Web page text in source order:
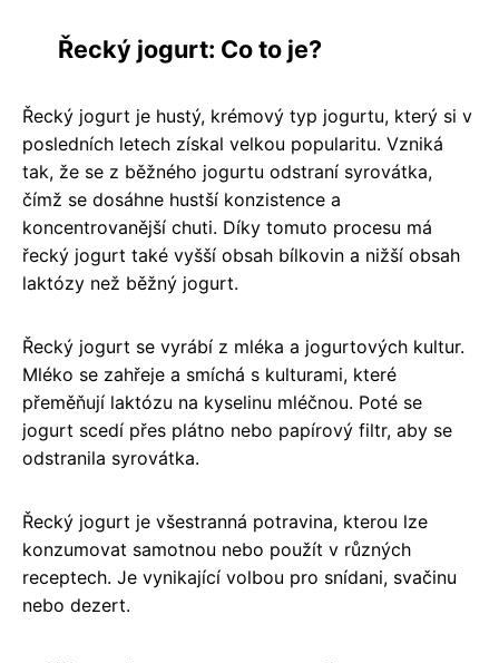
Řecký jogurt: Co to je?
Řecký jogurt je hustý, krémový typ jogurtu, který si v
posledních letech získal velkou popularitu. Vzniká
tak, že se z běžného jogurtu odstraní syrovátka,
čímž se dosáhne hustší konzistence a
koncentrovanější chuti. Díky tomuto procesu má
řecký jogurt také vyšší obsah bílkovin a nižší obsah
laktózy než běžný jogurt.
Řecký jogurt se vyrábí z mléka a jogurtových kultur.
Mléko se zahřeje a smíchá s kulturami, které
přeměňují laktózu na kyselinu mléčnou. Poté se
jogurt scedí přes plátno nebo papírový filtr, aby se
odstranila syrovátka.
Řecký jogurt je všestranná potravina, kterou lze
konzumovat samotnou nebo použít v různých
receptech. Je vynikající volbou pro snídani, svačinu
nebo dezert.